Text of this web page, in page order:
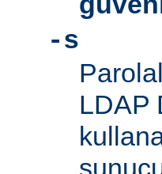
-s
LDAP